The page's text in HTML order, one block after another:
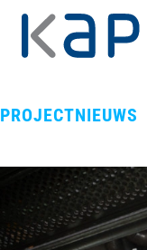
PROJECTNIEUWS